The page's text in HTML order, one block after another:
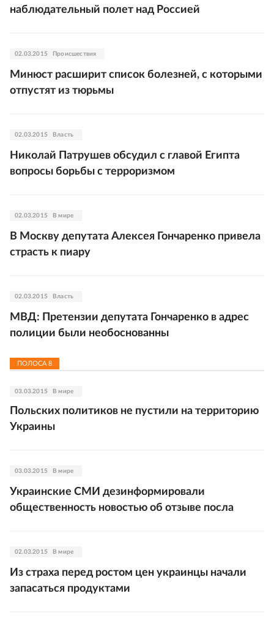
наблюдательный полет над Россией
02.03.2015 Происшествия
Минюст расширит список болезней, с которыми
отпустят из тюрьмы
02.03.2015 Власть
Николай Патрушев обсудил с главой Египта
вопросы борьбы с терроризмом
02.03.2015 В мире
В Москву депутата Алексея Гончаренко привела
страсть к пиару
02.03.2015 Власть
МВД: Претензии депутата Гончаренко в адрес
полиции были необоснованны
ПОЛОСА 8
03.03.2015 В мире
Польских политиков не пустили на территорию
Украины
03.03.2015 В мире
Украинские СМИ дезинформировали
общественность новостью об отзыве посла
02.03.2015 В мире
Из страха перед ростом цен украинцы начали
запасаться продуктами